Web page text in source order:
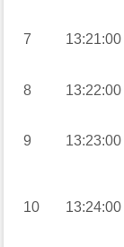
7 13:21:00
8 13:22:00
9 13:23:00
10 13:24:00